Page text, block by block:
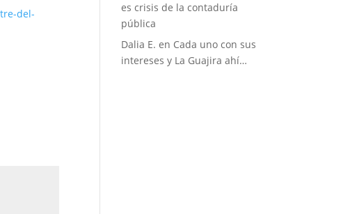
del-
es crisis de la contaduría
pública
Dalia E. en Cada uno con sus
intereses y La Guajira ahí…